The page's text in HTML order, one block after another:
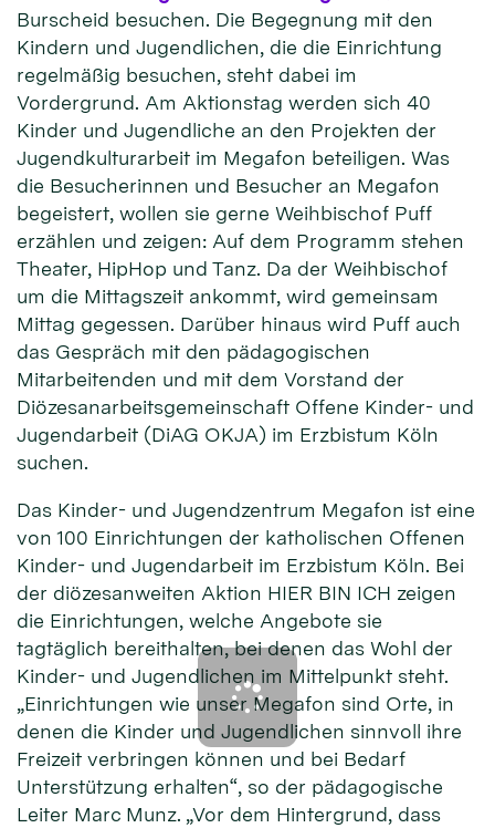
Burscheid besuchen. Die Begegnung mit den
Kindern und Jugendlichen, die die Einrichtung
regelmäßig besuchen, steht dabei im
Vordergrund. Am Aktionstag werden sich 40
Kinder und Jugendliche an den Projekten der
Jugendkulturarbeit im Megafon beteiligen. Was
die Besucherinnen und Besucher an Megafon
begeistert, wollen sie gerne Weihbischof Puff
erzählen und zeigen: Auf dem Programm stehen
Theater, HipHop und Tanz. Da der Weihbischof
um die Mittagszeit ankommt, wird gemeinsam
Mittag gegessen. Darüber hinaus wird Puff auch
das Gespräch mit den pädagogischen
Mitarbeitenden und mit dem Vorstand der
Diözesanarbeitsgemeinschaft Offene Kinder- und
Jugendarbeit (DiAG OKJA) im Erzbistum Köln
suchen.
Das Kinder- und Jugendzentrum Megafon ist eine
von 100 Einrichtungen der katholischen Offenen
Kinder- und Jugendarbeit im Erzbistum Köln. Bei
der diözesanweiten Aktion HIER BIN ICH zeigen
die Einrichtungen, welche Angebote sie
tagtäglich bereithalten, bei denen das Wohl der
Kinder- und Jugendlichen im Mittelpunkt steht.
„Einrichtungen wie unser Megafon sind Orte, in
denen die Kinder und Jugendlichen sinnvoll ihre
Freizeit verbringen können und bei Bedarf
Unterstützung erhalten“, so der pädagogische
Leiter Marc Munz. „Vor dem Hintergrund, dass